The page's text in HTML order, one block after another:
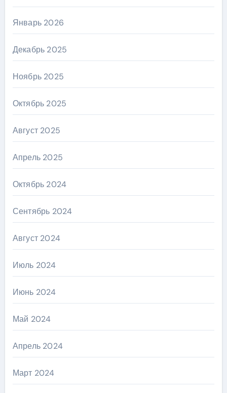
Январь 2026
Декабрь 2025
Ноябрь 2025
Октябрь 2025
Август 2025
Апрель 2025
Октябрь 2024
Сентябрь 2024
Август 2024
Июль 2024
Июнь 2024
Май 2024
Апрель 2024
Март 2024